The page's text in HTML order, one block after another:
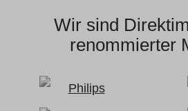
Wir sind
renommierter